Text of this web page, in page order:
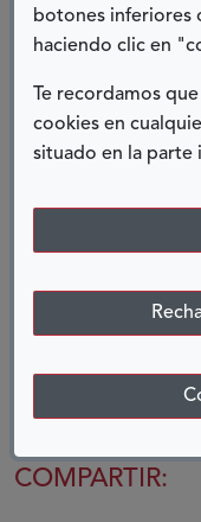
botones inferiores
haciendo clic en
Te recordamos
cookies en
situado en la parte
que no quiere decir
la vida, allí conocí al
Ahora vivo en
ASPAYM Baleares,
Porque,aunque
padecer una lesión
COMPARTIR: